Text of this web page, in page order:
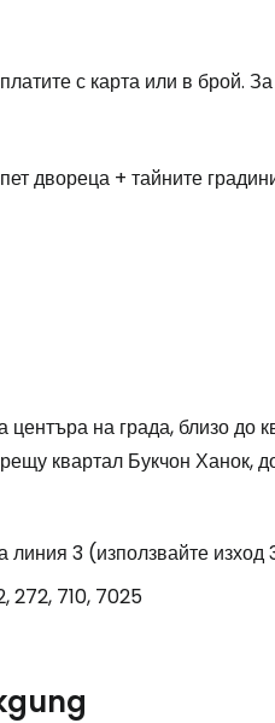
с карта или в брой.
двореца + тайните
центъра на града, близо до
квартал Букчон Ханок,
линия 3 (използвайте изход
272, 710, 7025